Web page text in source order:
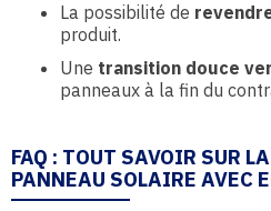
La possibilité de
produit.
Une transition douce
panneaux à la fin du
FAQ : TOUT SAVOIR SUR
PANNEAU SOLAIRE AVEC